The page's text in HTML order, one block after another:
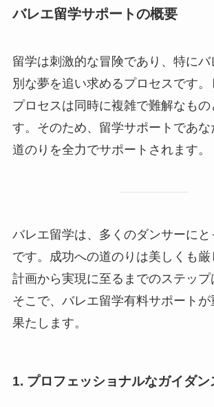
バレエ留学サポートの概要
留学は刺激的な冒険であり、特に
別な夢を追い求めるプロセスです
プロセスは同時に複雑で難解なもの
す。そのため、留学サポートであ
道のりを全力でサポートされます。
バレエ留学は、多くのダンサーにと
です。成功への道のりは美しくも厳
計画から実現に至るまでのステップ
そこで、バレエ留学有料サポートが
果たします。
1. プロフェッショナルなガイダン